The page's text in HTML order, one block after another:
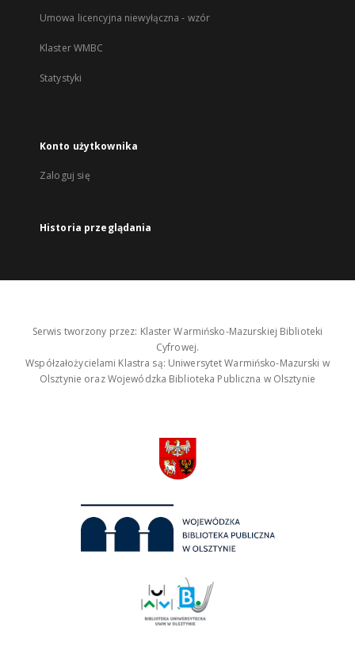
Umowa licencyjna niewyłączna - wzór
Klaster WMBC
Statystyki
Konto użytkownika
Zaloguj się
Historia przeglądania
Serwis tworzony przez: Klaster Warmińsko-Mazurskiej Biblioteki
Cyfrowej.
Współzałożycielami Klastra są: Uniwersytet Warmińsko-Mazurski w
Olsztynie oraz Wojewódzka Biblioteka Publiczna w Olsztynie